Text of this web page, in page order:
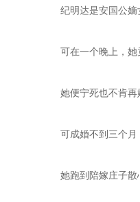
纪明达是安国公嫡
可在一个晚上，她
她便宁死也不肯再
可成婚不到三个月
她跑到陪嫁庄子散